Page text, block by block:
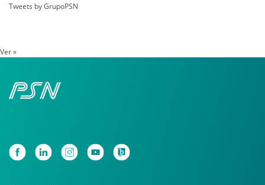
Tweets by GrupoPSN
Ver »